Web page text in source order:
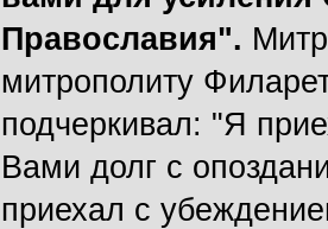
Православия".
митрополиту
подчеркивал: "Я
Вами долг с
приехал с